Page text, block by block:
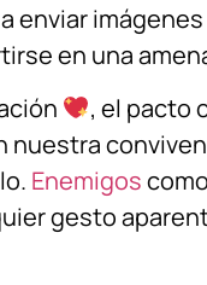
enviar
en una
, el pacto
Enemigos
gesto